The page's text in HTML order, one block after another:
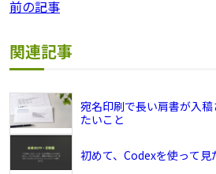
前の記事
関連記事
宛名印刷で長い肩書が入
たいこと
初めて、Codexを使って見